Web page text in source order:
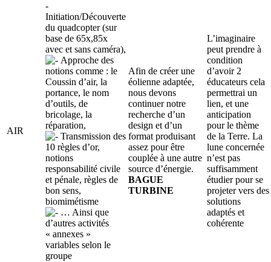
AIR
-
Initiation/Découverte
du quadcopter (sur
base de 65x,85x
avec et sans caméra),
Approche des
notions comme : le
Coussin d’air, la
portance, le nom
d’outils, de
bricolage, la
réparation,
Transmission des
10 règles d’or,
notions
responsabilité civile
et pénale, règles de
bon sens,
biomimétisme
… Ainsi que
d’autres activités
« annexes »
variables selon le
groupe
Afin de créer une
éolienne adaptée,
nous devons
continuer notre
recherche d’un
design et d’un
format produisant
assez pour être
couplée à une autre
source d’énergie.
BAGUE
TURBINE
L’imaginaire
peut prendre à
condition
d’avoir 2
éducateurs cela
permettrai un
lien, et une
anticipation
pour le thème
de la Terre. La
lune concernée
n’est pas
suffisamment
étudier pour se
projeter vers des
solutions
adaptés et
cohérente